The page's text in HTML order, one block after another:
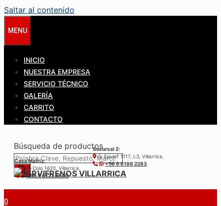
Saltar al contenido
MENU
INICIO
NUESTRA EMPRESA
SERVICIO TÉCNICO
GALERÍA
CARRITO
CONTACTO
Búsqueda de productos
Casa Matríz:
Colo-Colo 1620, Villarrica.
+56 9 6122 3840
Sucursal 2:
S. Epulef 1117, L3, Villarrica.
+56 9 6186 2283
0